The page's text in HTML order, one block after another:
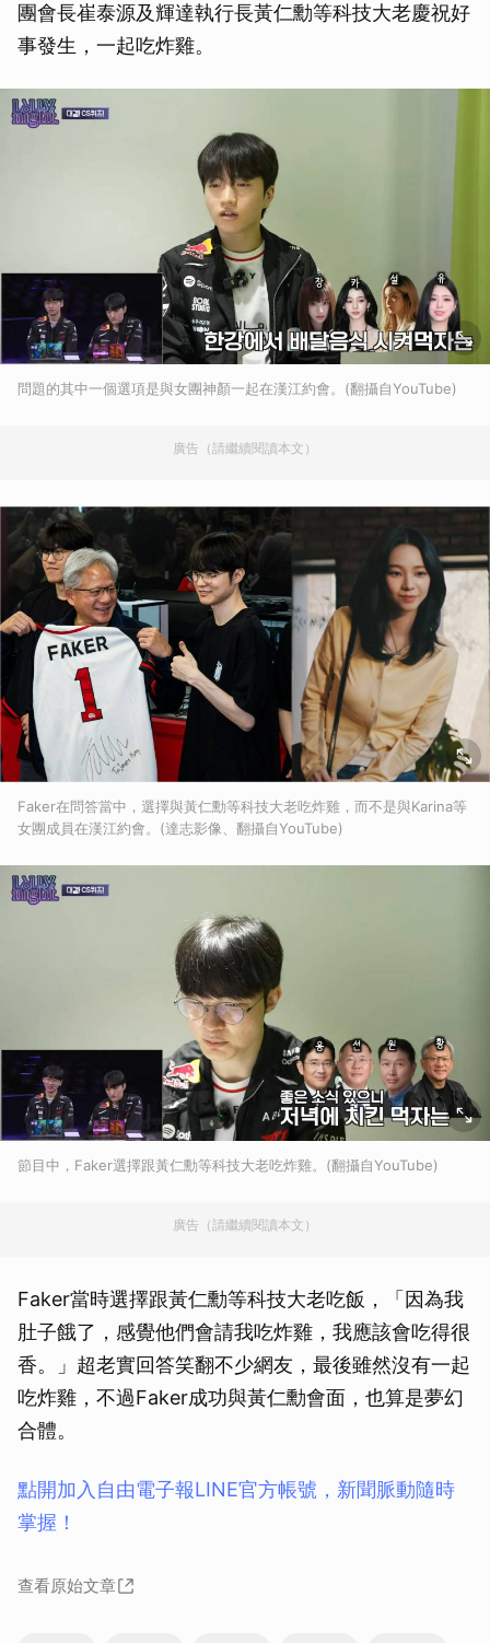
團會長崔泰源及輝達執行長黃仁勳等科技大老慶祝好
事發生，一起吃炸雞。
問題的其中一個選項是與女團神顏一起在漢江約會。(翻攝自YouTube)
廣告（請繼續閱讀本文）
Faker在問答當中，選擇與黃仁勳等科技大老吃炸雞，而不是與Karina等
女團成員在漢江約會。(達志影像、翻攝自YouTube)
節目中，Faker選擇跟黃仁勳等科技大老吃炸雞。(翻攝自YouTube)
廣告（請繼續閱讀本文）
Faker當時選擇跟黃仁勳等科技大老吃飯，「因為我
肚子餓了，感覺他們會請我吃炸雞，我應該會吃得很
香。」超老實回答笑翻不少網友，最後雖然沒有一起
吃炸雞，不過Faker成功與黃仁勳會面，也算是夢幻
合體。
點開加入自由電子報LINE官方帳號，新聞脈動隨時
掌握！
查看原始文章